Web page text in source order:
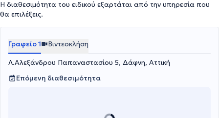
Η διαθεσιμότητα του ειδικού εξαρτάται από την υπηρεσία που
θα επιλέξεις.
Γραφείο 1 Βιντεοκλήση
Λ.Αλεξάνδρου Παπαναστασίου 5, Δάφνη, Αττική
Επόμενη διαθεσιμότητα